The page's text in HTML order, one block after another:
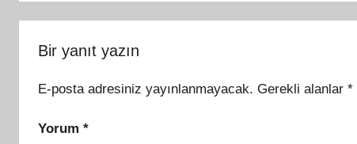
Bir yanıt yazın
E-posta adresiniz yayınlanmayacak. Gerekli alanlar *
Yorum *